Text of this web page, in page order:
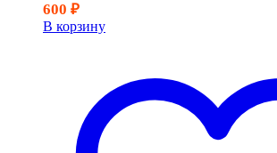
600 ₽
В корзину